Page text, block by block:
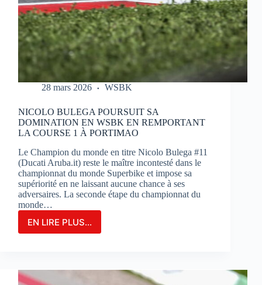
28 mars 2026 WSBK
NICOLO BULEGA POURSUIT SA
DOMINATION EN WSBK EN REMPORTANT
LA COURSE 1 À PORTIMAO
Le Champion du monde en titre Nicolo Bulega #11
(Ducati Aruba.it) reste le maître incontesté dans le
championnat du monde Superbike et impose sa
supériorité en ne laissant aucune chance à ses
adversaires. La seconde étape du championnat du
monde…
EN LIRE PLUS...
NICOLO
DOMINATION